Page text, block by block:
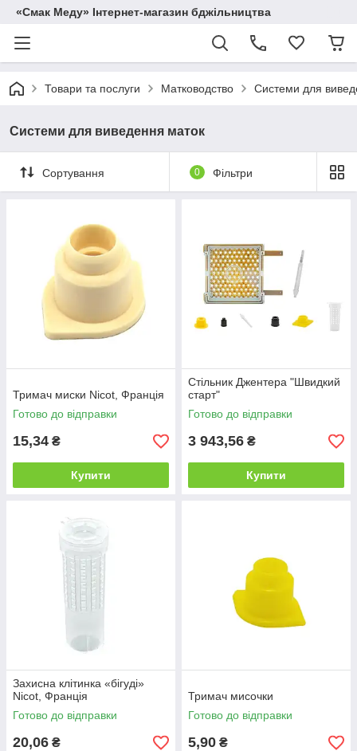
«Смак Меду» Інтернет-магазин бджільництва
Товари та послуги Матководство Системи для
Системи для виведення маток
Сортування 0 Фільтри
Тримач миски Nicot, Франція
Готово до відправки
15,34 ₴
Купити
Стільник Джентера "Швидкий
старт"
Готово до відправки
3 943,56 ₴
Купити
Захисна клітинка «бігуді» ​​
Nicot, Франція
Готово до відправки
20,06 ₴
Тримач мисочки
Готово до відправки
5,90 ₴